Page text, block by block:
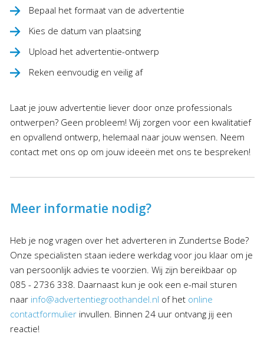
Bepaal het formaat van de advertentie
Kies de datum van plaatsing
Upload het advertentie-ontwerp
Reken eenvoudig en veilig af
Laat je jouw advertentie liever door onze professionals
ontwerpen? Geen probleem! Wij zorgen voor een kwalitatief
en opvallend ontwerp, helemaal naar jouw wensen. Neem
contact met ons op om jouw ideeën met ons te bespreken!
Meer informatie nodig?
Heb je nog vragen over het adverteren in Zundertse Bode?
Onze specialisten staan iedere werkdag voor jou klaar om je
van persoonlijk advies te voorzien. Wij zijn bereikbaar op
085 - 2736 338. Daarnaast kun je ook een e-mail sturen
naar info@advertentiegroothandel.nl of het online
contactformulierinvullen. Binnen 24 uur ontvang jij een
reactie!